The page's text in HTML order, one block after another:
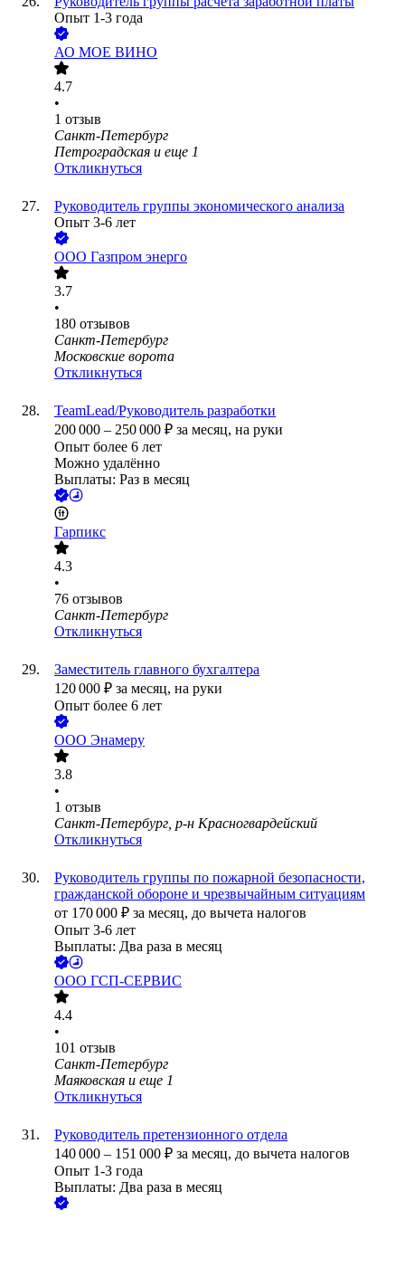
Опыт 1-3 года
АО МОЕ ВИНО
4.7
•
1 отзыв
Санкт-Петербург
Петроградская и еще 1
Откликнуться
Руководитель группы экономического анализа
Опыт 3-6 лет
ООО Газпром энерго
3.7
•
180 отзывов
Санкт-Петербург
Московские ворота
Откликнуться
TeamLead/Руководитель разработки
200 000 – 250 000 ₽ за месяц, на руки
Опыт более 6 лет
Можно удалённо
Выплаты: Раз в месяц
Гарпикс
4.3
•
76 отзывов
Санкт-Петербург
Откликнуться
Заместитель главного бухгалтера
120 000 ₽ за месяц, на руки
Опыт более 6 лет
ООО Энамеру
3.8
•
1 отзыв
Санкт-Петербург, р-н Красногвардейский
Откликнуться
Руководитель группы по пожарной безопасности,
гражданской обороне и чрезвычайным ситуациям
от 170 000 ₽ за месяц, до вычета налогов
Опыт 3-6 лет
Выплаты: Два раза в месяц
ООО ГСП-СЕРВИС
4.4
•
101 отзыв
Санкт-Петербург
Маяковская и еще 1
Откликнуться
Руководитель претензионного отдела
140 000 – 151 000 ₽ за месяц, до вычета налогов
Опыт 1-3 года
Выплаты: Два раза в месяц